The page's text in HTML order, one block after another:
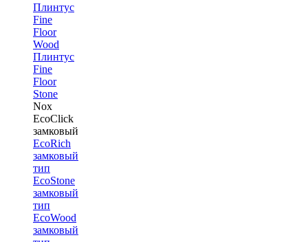
Плинтус
Fine
Floor
Wood
Плинтус
Fine
Floor
Stone
Nox
EcoClick
замковый
EcoRich
замковый
тип
EcoStone
замковый
тип
EcoWood
замковый